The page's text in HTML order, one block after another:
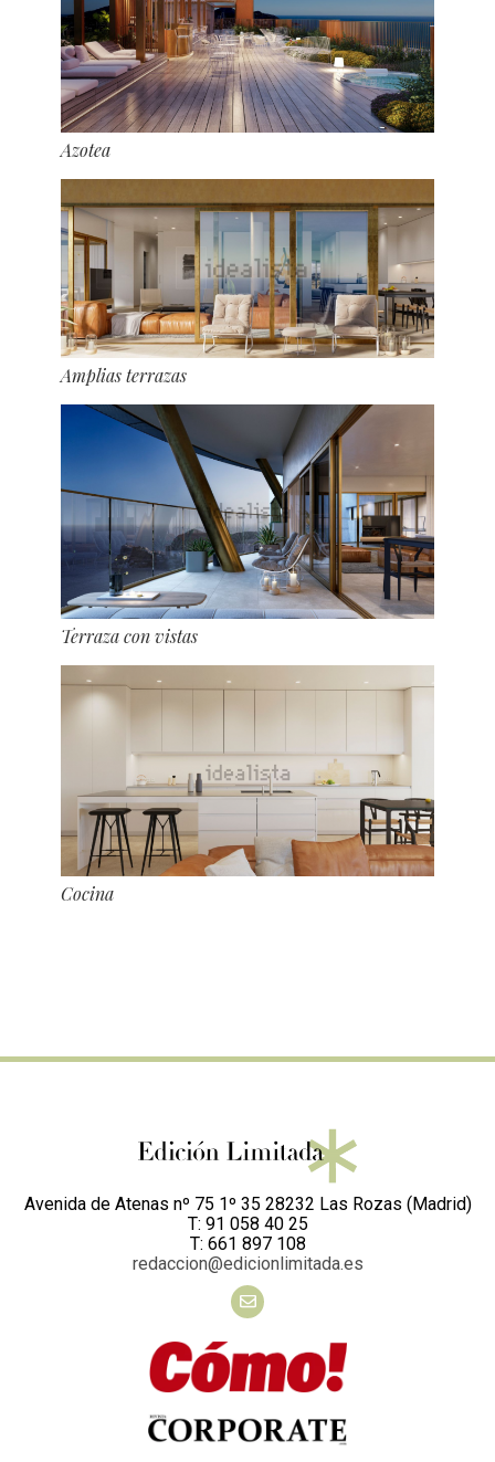
Azotea
Amplias terrazas
Terraza con vistas
Cocina
Avenida de Atenas nº 75 1º 35 28232 Las Rozas (Madrid)
T: 91 058 40 25
T: 661 897 108
redaccion@edicionlimitada.es